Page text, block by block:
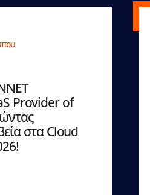
Provider of
στα Cloud